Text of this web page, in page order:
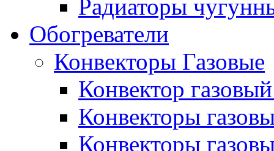
Радиаторы
Обогреватели
Конвекторы Газовые
Конвектор
Конвекторы
Конвекторы